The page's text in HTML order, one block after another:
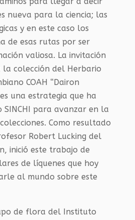
nueva para la ciencia; las
y en este caso los
de esas rutas por ser
valiosa. La invitación
la colección del Herbario
COAH “Dairon
una estrategia que ha
para avanzar en la
Como resultado
Robert Lucking del
inició este trabajo de
de líquenes que hoy
al mundo sobre este
de flora del Instituto